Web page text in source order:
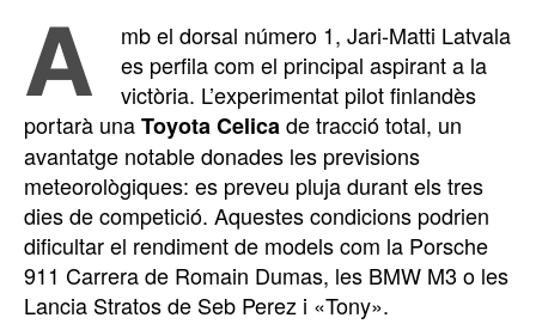
A
mb el dorsal número 1, Jari-Matti Latvala
es perfila com el principal aspirant a la
victòria. L’experimentat pilot finlandès
portarà unaToyota Celicade tracció total, un
avantatge notable donades les previsions
meteorològiques: es preveu pluja durant els tres
dies de competició. Aquestes condicions podrien
dificultar el rendiment de models com la Porsche
911 Carrera de Romain Dumas, les BMW M3 o les
Lancia Stratos de Seb Perez i «Tony».